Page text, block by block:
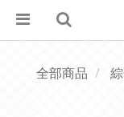
全部商品